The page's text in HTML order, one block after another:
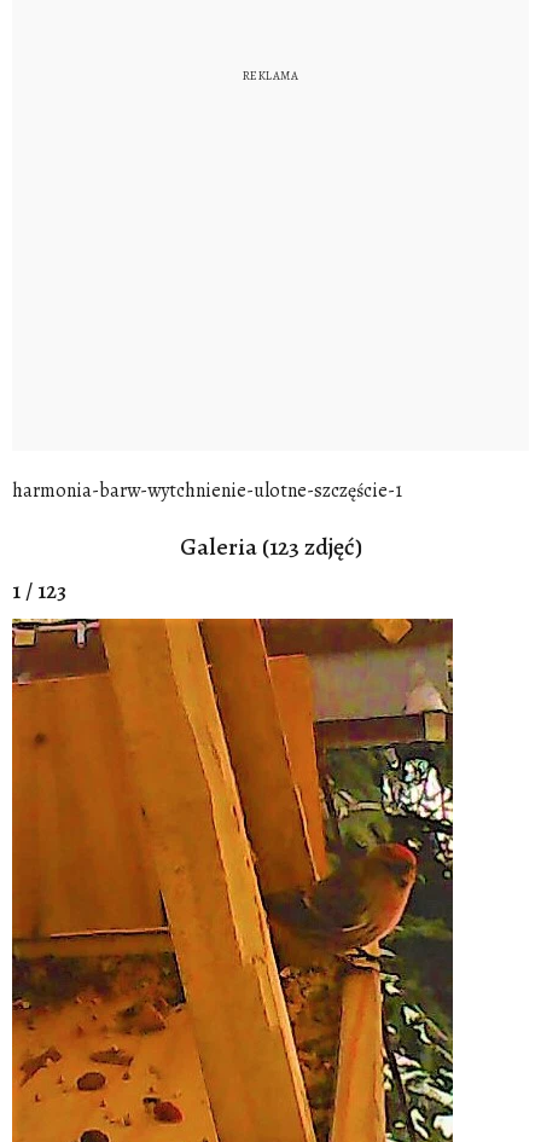
harmonia-barw-wytchnienie-ulotne-szczęście-1
Galeria (123 zdjęć)
1 / 123